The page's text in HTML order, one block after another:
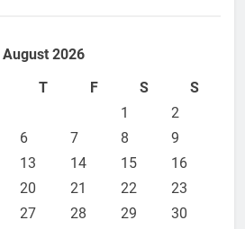
August 2026
T F S
S
1
2
6 7 8
9
13 14 15
16
20 21 22
23
27 28 29
30